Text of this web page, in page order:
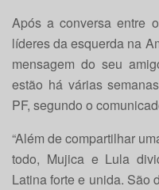
Após a conversa entre
líderes da esquerda na
mensagem do seu
estão há várias
PF, segundo o
“Além de compartilhar
todo, Mujica e Lula
Latina forte e unida. São